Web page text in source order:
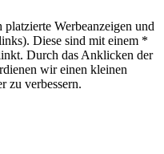
Werbeanzeigen und
Diese sind mit einem *
Durch das Anklicken der
wir einen kleinen
zu verbessern.